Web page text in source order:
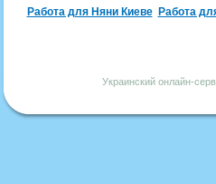
Работа для Няни Киеве
Работа
Украинский онлайн-